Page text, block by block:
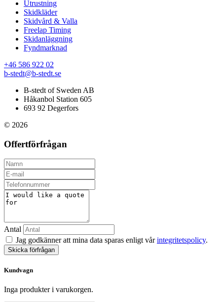
Utrustning
Skidkläder
Skidvård & Valla
Freelap Timing
Skidanläggning
Fyndmarknad
+46 586 922 02
b-stedt@b-stedt.se
B-stedt of Sweden AB
Håkanbol Station 605
693 92 Degerfors
© 2026
Offertförfrågan
Antal
Jag godkänner att mina data sparas enligt vårintegritetspolicy.
Skicka förfrågan
Kundvagn
Inga produkter i varukorgen.